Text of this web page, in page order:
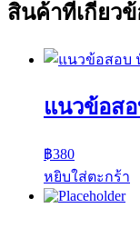
สินค้าที่เกี่ยวข้
แนวข้อส
฿380
หยิบใส่ตะกร้า